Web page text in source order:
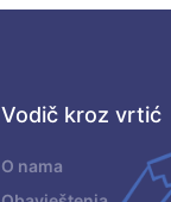
Vodič kroz vrtić
O nama